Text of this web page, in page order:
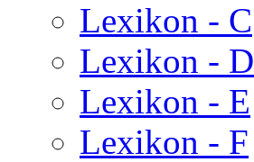
Lexikon - C
Lexikon - D
Lexikon - E
Lexikon - F